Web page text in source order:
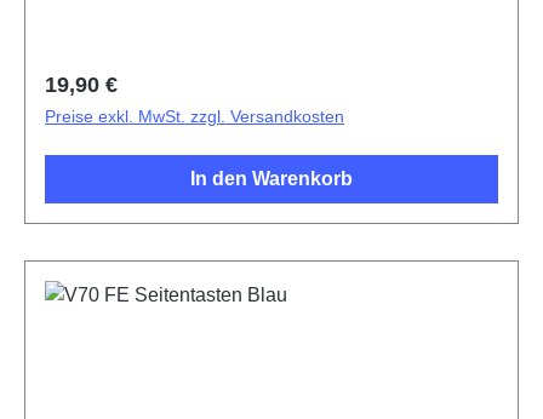
Regulärer Preis:
19,90 €
Preise exkl. MwSt. zzgl. Versandkosten
In den Warenkorb